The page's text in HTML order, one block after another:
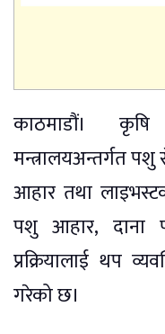
काठमाडौं।
मन्त्रालयअन्तर्गत पशु
आहार तथा
पशु आहार, दाना
प्रक्रियालाई थप
गरेको छ।